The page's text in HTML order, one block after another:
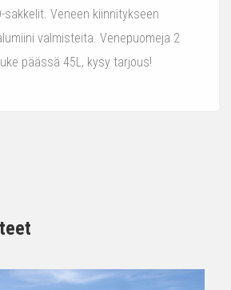
sakkelit. Veneen kiinnitykseen
valmisteita. Venepuomeja 2
päässä 45L, kysy tarjous!